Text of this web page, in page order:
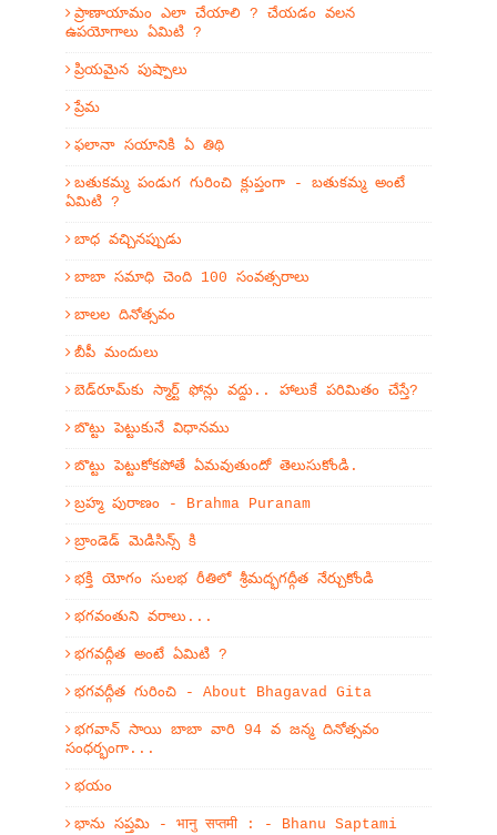
ప్రాణాయామం ఎలా చేయాలి ? చేయడం వలన
ఉపయోగాలు ఏమిటి ?
ప్రియమైన పుష్పాలు
ప్రేమ
ఫలానా సయానికి ఏ తిథి
బతుకమ్మ పండుగ గురించి క్లుప్తంగా - బతుకమ్మ అంటే
ఏమిటి ?
బాధ వచ్చినప్పుడు
బాబా సమాధి చెంది 100 సంవత్సరాలు
బాలల దినోత్సవం
బీపీ మందులు
బెడ్‌రూమ్‌కు స్మార్ట్ ఫోన్లు వద్దు.. హాలుకే పరిమితం చేస్తే?
బొట్టు పెట్టుకునే విధానము
బొట్టు పెట్టుకోకపోతే ఏమవుతుందో తెలుసుకోండి.
బ్రహ్మ పురాణం - Brahma Puranam
బ్రాండెడ్ మెడిసిన్స్ కి
భక్తి యోగం సులభ రీతిలో శ్రీమద్భగద్గీత నేర్చుకోండి
భగవంతుని వరాలు...
భగవద్గీత అంటే ఏమిటి ?
భగవద్గీత గురించి - About Bhagavad Gita
భగవాన్ సాయి బాబా వారి 94 వ జన్మ దినోత్సవం
సంధర్భంగా...
భయం
భాను సప్తమి - भानु सप्तमी : - Bhanu Saptami